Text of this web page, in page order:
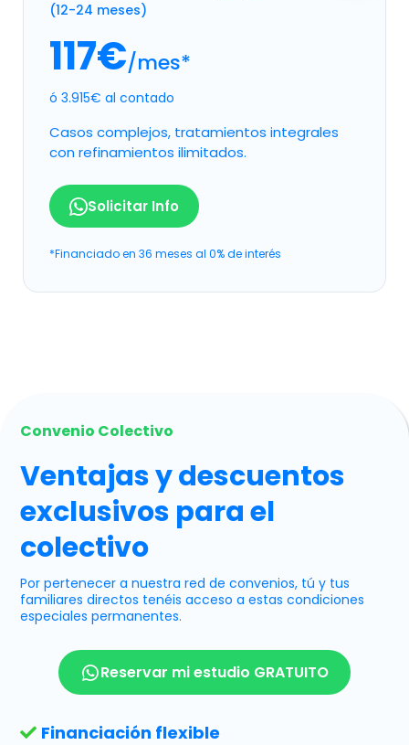
(12-24 meses)
117€/mes*
ó 3.915€ al contado
Casos complejos, tratamientos integrales
con refinamientos ilimitados.
Solicitar Info
*Financiado en 36 meses al 0% de interés
Convenio Colectivo
Ventajas y descuentos
exclusivos para el
colectivo
Por pertenecer a nuestra red de convenios, tú y tus
familiares directos tenéis acceso a estas condiciones
especiales permanentes.
Reservar mi estudio GRATUITO
Financiación flexible